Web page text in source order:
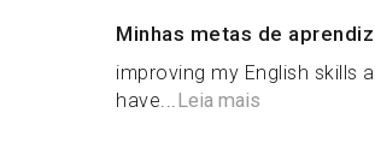
Minhas metas de
improving my English skills
have...Leia mais